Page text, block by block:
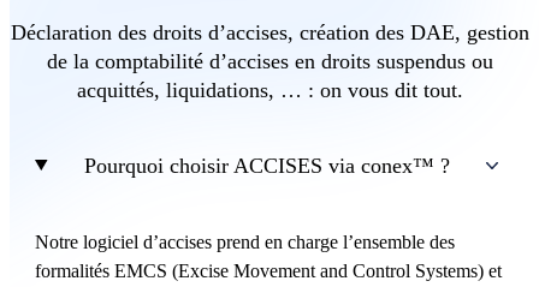
Déclaration des droits d’accises, création des DAE, gestion
de la comptabilité d’accises en droits suspendus ou
acquittés, liquidations, … : on vous dit tout.
Pourquoi choisir ACCISES via conex™ ?
Notre logiciel d’accises prend en charge l’ensemble des
formalités EMCS (Excise Movement and Control Systems) et